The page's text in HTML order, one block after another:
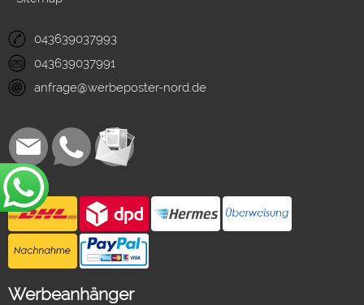
043639037993
043639037991
anfrage@werbeposter-nord.de
Werbeanhänger